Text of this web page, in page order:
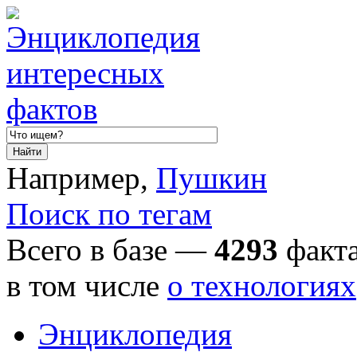
Например, Пушкин
Поиск по тегам
Всего в базе — 4293
в том числе о технологиях
Энциклопедия